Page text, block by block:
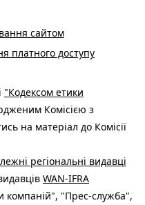
сайтом
платного доступу
"Кодексом етики
Комісією з
на матеріал до Комісії
регіональні видавці
WAN-IFRA
компаній", "Прес-служба",